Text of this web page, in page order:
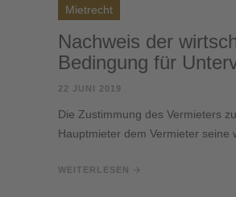
Mietrecht
Nachweis der
Bedingung für
22 JUNI 2019
Die Zustimmung des Vermieters
Hauptmieter dem Vermieter seine
WEITERLESEN